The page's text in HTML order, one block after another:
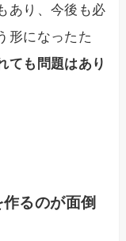
あり、今後も必
形になったた
ても問題はあり
るのが面倒